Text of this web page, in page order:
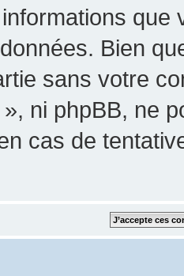
Bien
sans votre
ni phpBB, ne
cas de